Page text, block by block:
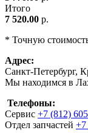
Итого
7 520.00 р.
* Точную
Адрес:
Санкт-Петербург,
Мы находимся в
Телефоны:
Сервис +7 (812)
Отдел запчастей +7